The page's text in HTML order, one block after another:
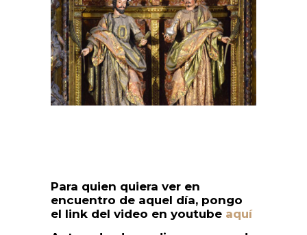
Para quien quiera ver en
encuentro de aquel día, pongo
el link del video en youtube aquí